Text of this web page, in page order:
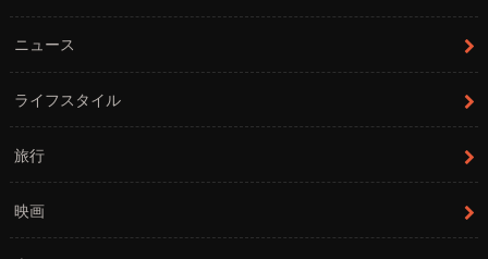
ニュース
ライフスタイル
旅行
映画